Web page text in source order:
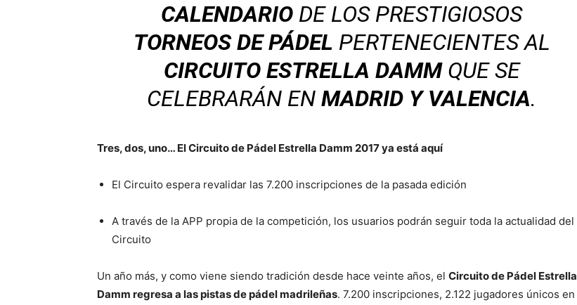
CALENDARIO DE LOS PRESTIGIOSOS
TORNEOS DE PÁDEL PERTENECIENTES AL
CIRCUITO ESTRELLA DAMMQUE SE
CELEBRARÁN EN MADRID Y VALENCIA.
Tres, dos, uno… El Circuito de Pádel Estrella Damm 2017 ya está aquí
El Circuito espera revalidar las 7.200 inscripciones de la pasada edición
A través de la APP propia de la competición, los usuarios podrán seguir toda la actualidad del
Circuito
Un año más, y como viene siendo tradición desde hace veinte años, el Circuito de Pádel Estrella
Damm regresa a las pistas de pádel madrileñas. 7.200 inscripciones, 2.122 jugadores únicos en